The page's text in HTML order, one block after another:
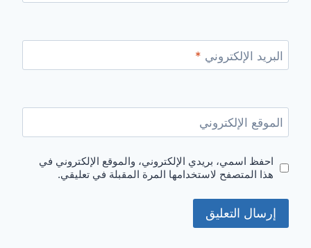
البريد الإلكتروني *
الموقع الإلكتروني
احفظ اسمي، بريدي الإلكتروني، والموقع الإلكتروني في
هذا المتصفح لاستخدامها المرة المقبلة في تعليقي.